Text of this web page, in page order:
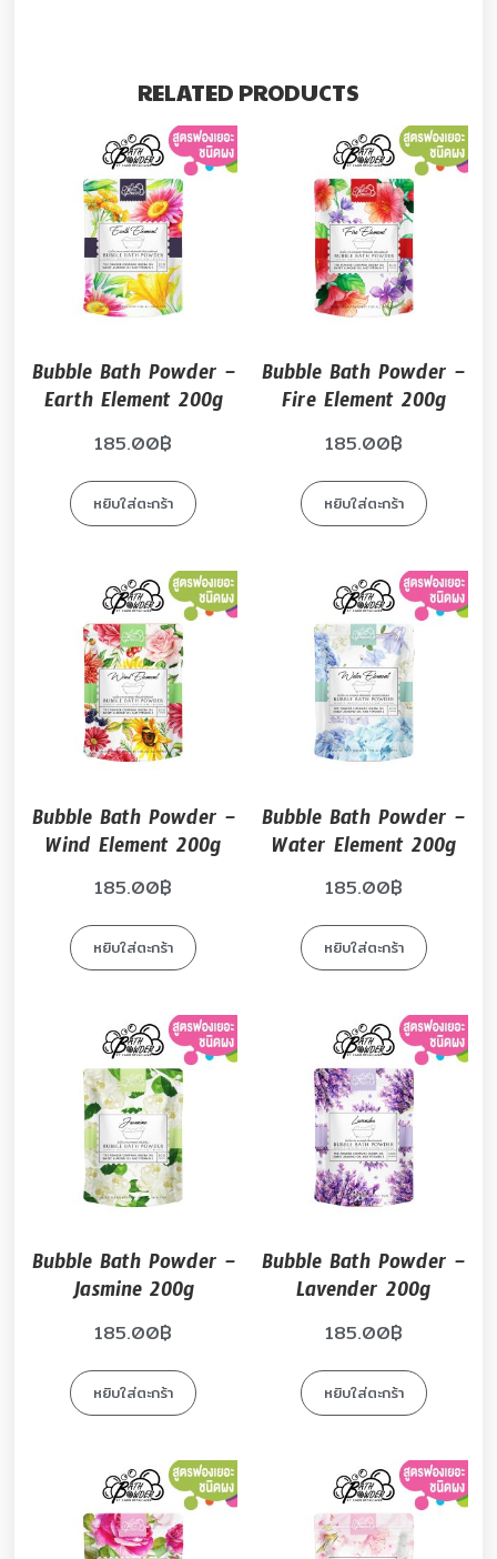
RELATED PRODUCTS
Bubble Bath Powder –
Earth Element 200g
185.00฿
หยิบใส่ตะกร้า
Bubble Bath Powder –
Fire Element 200g
185.00฿
หยิบใส่ตะกร้า
Bubble Bath Powder –
Wind Element 200g
185.00฿
หยิบใส่ตะกร้า
Bubble Bath Powder –
Water Element 200g
185.00฿
หยิบใส่ตะกร้า
Bubble Bath Powder –
Jasmine 200g
185.00฿
หยิบใส่ตะกร้า
Bubble Bath Powder –
Lavender 200g
185.00฿
หยิบใส่ตะกร้า